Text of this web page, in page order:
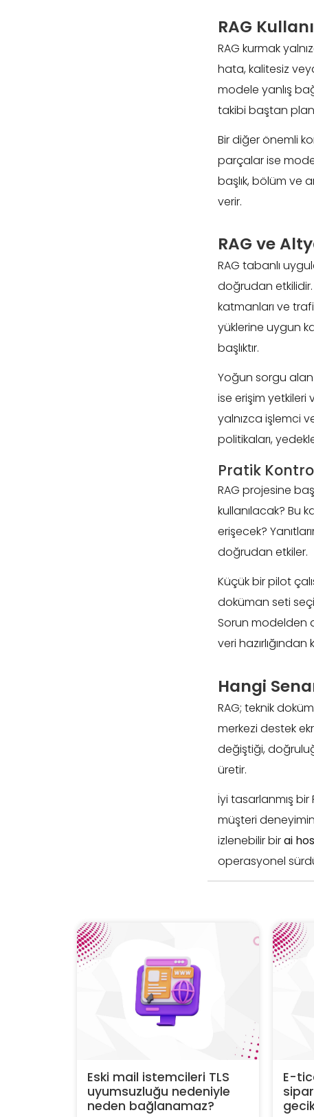
RAG
RAG kurmak
hata, kalitesiz
modele yanlış
takibi baştan
Bir diğer önemli
parçalar ise
başlık, bölüm ve
verir.
RAG ve
RAG tabanlı
doğrudan etkilidir.
katmanları ve
yüklerine uygun
başlıktır.
Yoğun sorgu
ise erişim
yalnızca işlemci
politikaları,
Pratik
RAG projesine
kullanılacak? Bu
erişecek?
doğrudan etkiler.
Küçük bir pilot
doküman seti
Sorun modelden
veri hazırlığından
Hangi
RAG; teknik
merkezi destek
değiştiği,
üretir.
İyi tasarlanmış bir
müşteri
izlenebilir birai
operasyonel
Eski mail istemcileri TLS
uyumsuzluğu nedeniyle
neden bağlanamaz?
E-